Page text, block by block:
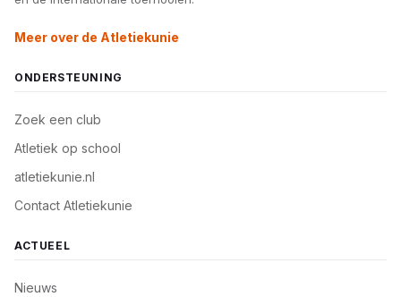
Meer over de Atletiekunie
ONDERSTEUNING
Zoek een club
Atletiek op school
atletiekunie.nl
Contact Atletiekunie
ACTUEEL
Nieuws